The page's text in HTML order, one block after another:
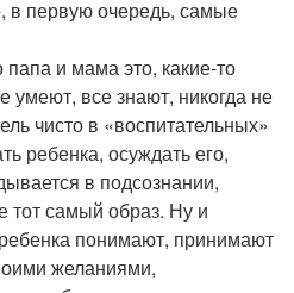
в первую очередь, самые
папа и мама это, какие-то
умеют, все знают, никогда не
чисто в «воспитательных»
ребенка, осуждать его,
в подсознании,
самый образ. Ну и
понимают, принимают
желаниями,